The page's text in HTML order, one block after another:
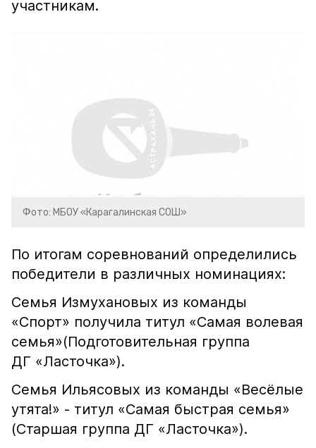
участникам.
Фото: МБОУ «Карагалинская СОШ»
По итогам соревнований определились
победители в различных номинациях:
Семья Измухановых из команды
«Спорт» получила титул «Самая волевая
семья»(Подготовительная группа
ДГ «Ласточка»).
Семья Ильясовых из команды «Весёлые
утята!» - титул «Самая быстрая семья»
(Старшая группа ДГ «Ласточка»).